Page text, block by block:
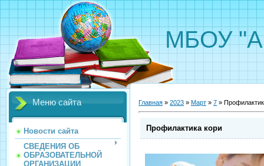
МБОУ
Меню сайта
Новости сайта
СВЕДЕНИЯ ОБ
ОБРАЗОВАТЕЛЬНОЙ
ОРГАНИЗАЦИИ
Главная » 2023 » Март » 7 »
Профилактика кори